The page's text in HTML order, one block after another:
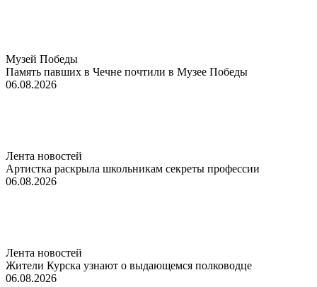
Музей Победы
Память павших в Чечне почтили в Музее Победы
06.08.2026
Лента новостей
Артистка раскрыла школьникам секреты профессии
06.08.2026
Лента новостей
Жители Курска узнают о выдающемся полководце
06.08.2026